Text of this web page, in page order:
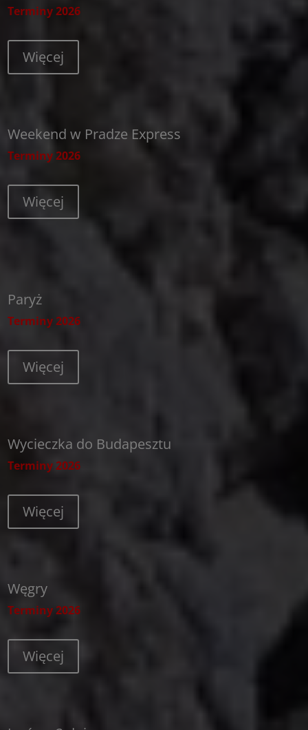
Terminy 2026
Więcej
Weekend w Pradze Express
Terminy 2026
Więcej
Paryż
Terminy 2026
Więcej
Wycieczka do Budapesztu
Terminy 2026
Więcej
Węgry
Terminy 2026
Więcej